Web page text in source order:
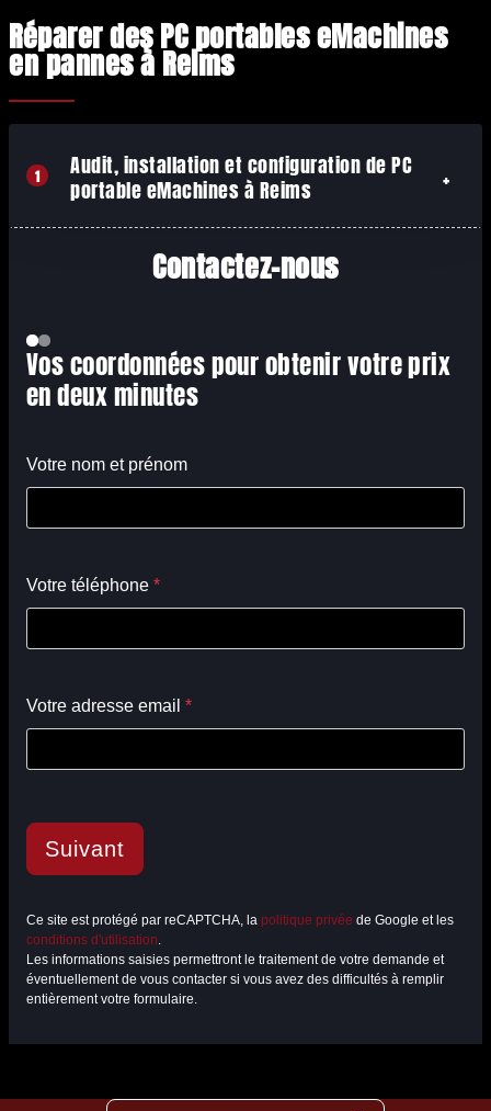
Réparer des PC portables eMachines
en pannes à Reims
1 Audit, installation et configuration de PC
portable eMachines à Reims
Contactez-nous
Vos coordonnées pour obtenir votre prix
en deux minutes
Votre nom et prénom
Votre téléphone *
Votre adresse email *
Suivant
Ce site est protégé par reCAPTCHA, la politique privée de Google et les
conditions d'utilisation.
Les informations saisies permettront le traitement de votre demande et
éventuellement de vous contacter si vous avez des difficultés à remplir
entièrement votre formulaire.